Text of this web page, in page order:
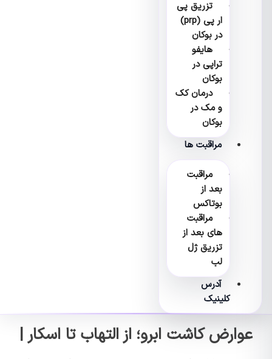
تزریق پی
ار پی (prp)
در بوکان
هایفو
تراپی در
بوکان
درمان کک
و مک در
بوکان
مراقبت ها
مراقبت
بعد از
بوتاکس
مراقبت
های بعد از
تزریق ژل
لب
آدرس
کلینیک
عوارض کاشت ابرو؛ از التهاب تا اسکار |